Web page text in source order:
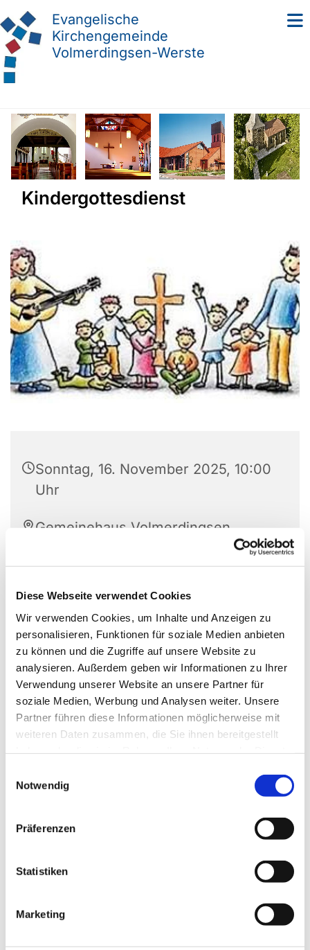
Diese Webseite verwendet Cookies
Wir verwenden Cookies, um Inhalte und Anzeigen zu
personalisieren, Funktionen für soziale Medien anbieten
zu können und die Zugriffe auf unsere Website zu
analysieren. Außerdem geben wir Informationen zu Ihrer
Verwendung unserer Website an unsere Partner für
soziale Medien, Werbung und Analysen weiter. Unsere
Partner führen diese Informationen möglicherweise mit
weiteren Daten zusammen, die Sie ihnen bereitgestellt
Notwendig
Präferenzen
Statistiken
Marketing
Evangelische
Kirchengemeinde
Volmerdingsen-Werste
Kindergottesdienst
Sonntag, 16. November 2025, 10:00
Uhr
Gemeinehaus Volmerdingsen,
Pfarrer-Brünger-Strasse 1, 32549
Bad Oeynhausen
Dies könnte Sie auch